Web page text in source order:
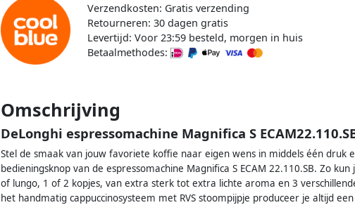
Verzendkosten: Gratis verzending
Retourneren: 30 dagen gratis
Levertijd: Voor 23:59 besteld, morgen in huis
Betaalmethodes:
Omschrijving
DeLonghi espressomachine Magnifica S
Stel de smaak van jouw favoriete koffie naar eigen wens in middels één druk
bedieningsknop van de espressomachine Magnifica S ECAM 22.110.SB. Zo
of lungo, 1 of 2 kopjes, van extra sterk tot extra lichte aroma en 3
het handmatig cappuccinosysteem met RVS stoompijpje produceer je altijd